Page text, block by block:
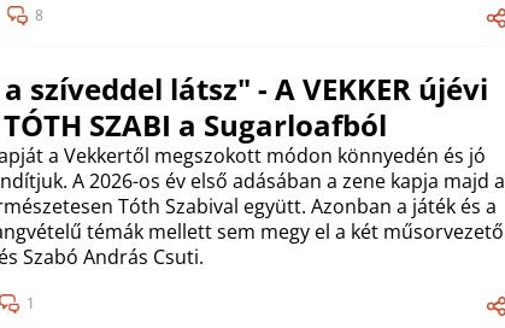
8
szíveddel látsz" - A VEKKER újévi
SZABI a Sugarloafból
a Vekkertől megszokott módon könnyedén és jó
A 2026-os év első adásában a zene kapja majd a
Tóth Szabival együtt. Azonban a játék és a
témák mellett sem megy el a két műsorvezető
Szabó András Csuti.
1